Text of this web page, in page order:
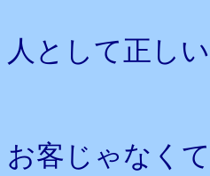
人として正し
お客じゃなく